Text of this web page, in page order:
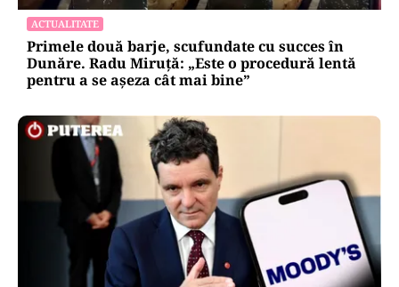
ACTUALITATE
Primele două barje, scufundate cu succes în
Dunăre. Radu Miruță: „Este o procedură lentă
pentru a se așeza cât mai bine”